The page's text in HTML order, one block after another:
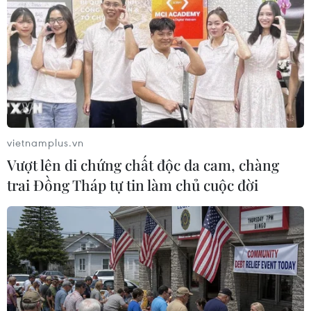
(Vietnam+)
#Xe buýt Hà Nội
#doanh thu xe buýt Hà Nội
#dịch COVID-19
#Transerco
#đấu thầu xe buýt Hà Nội
TP. Hà Nội
vietnamplus.vn
Vượt lên di chứng chất độc da cam, chàng
trai Đồng Tháp tự tin làm chủ cuộc đời